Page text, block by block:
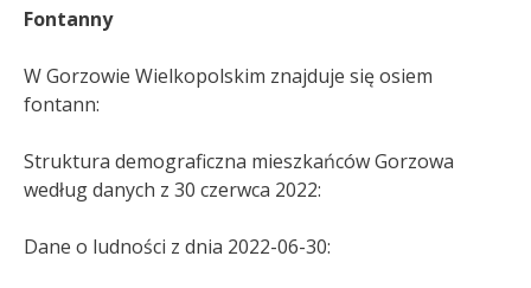
Fontanny
W Gorzowie Wielkopolskim znajduje się osiem
fontann:
Struktura demograficzna mieszkańców Gorzowa
według danych z 30 czerwca 2022:
Dane o ludności z dnia 2022-06-30: